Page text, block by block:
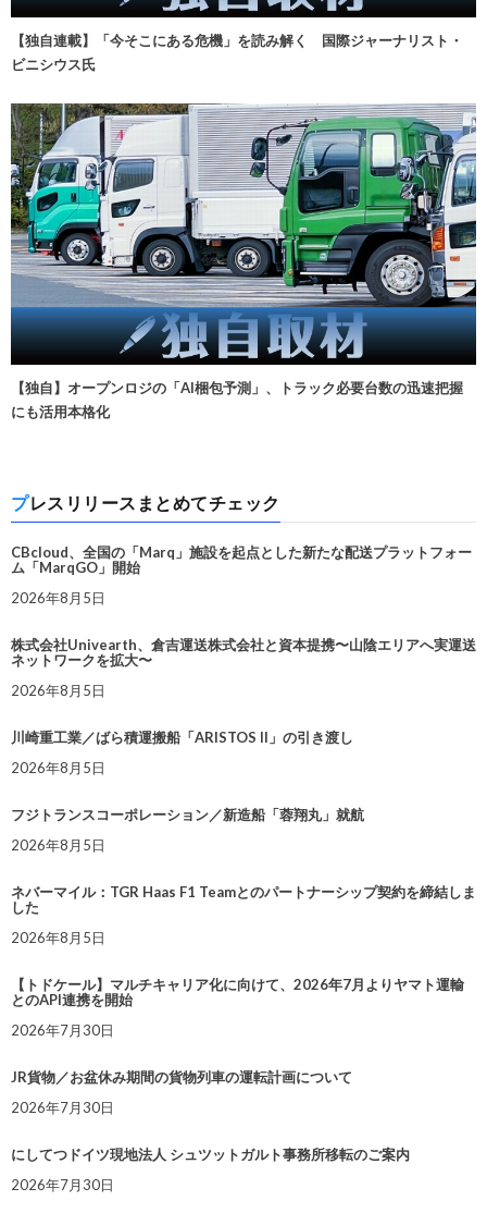
【独自連載】「今そこにある危機」を読み解く 国際ジャーナリスト・
ビニシウス氏
【独自】オープンロジの「AI梱包予測」、トラック必要台数の迅速把握
にも活用本格化
プレスリリースまとめてチェック
CBcloud、全国の「Marq」施設を起点とした新たな配送プラットフォー
ム「MarqGO」開始
2026年8月5日
株式会社Univearth、倉吉運送株式会社と資本提携〜山陰エリアへ実運送
ネットワークを拡大〜
2026年8月5日
川崎重工業／ばら積運搬船「ARISTOS II」の引き渡し
2026年8月5日
フジトランスコーポレーション／新造船「蓉翔丸」就航
2026年8月5日
ネバーマイル：TGR Haas F1 Teamとのパートナーシップ契約を締結しま
した
2026年8月5日
【トドケール】マルチキャリア化に向けて、2026年7月よりヤマト運輸
とのAPI連携を開始
2026年7月30日
JR貨物／お盆休み期間の貨物列車の運転計画について
2026年7月30日
にしてつドイツ現地法人 シュツットガルト事務所移転のご案内
2026年7月30日